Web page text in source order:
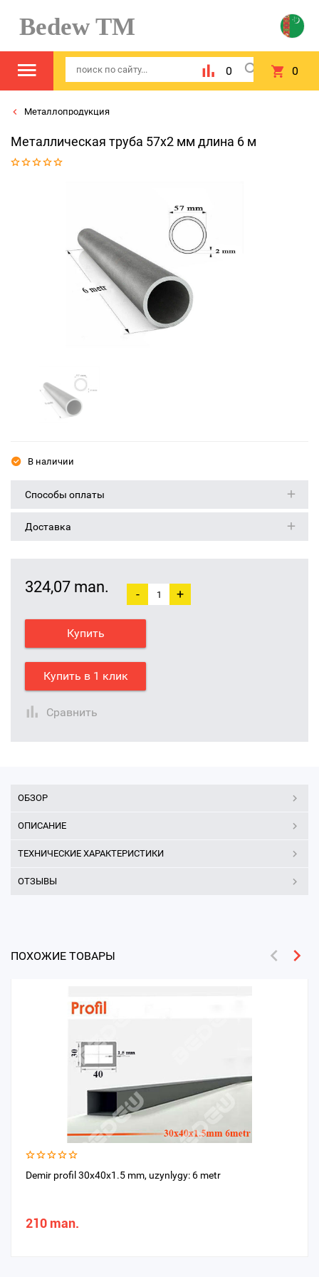
Bedew TM
0 0
Металлопродукция
Металлическая труба 57x2 мм длина 6 м
В наличии
Способы оплаты
Доставка
324,07 man. - +
Купить
Купить в 1 клик
Сравнить
ОБЗОР
ОПИСАНИЕ
ТЕХНИЧЕСКИЕ ХАРАКТЕРИСТИКИ
ОТЗЫВЫ
ПОХОЖИЕ ТОВАРЫ
Demir profil 30x40x1.5 mm, uzynlygy: 6 metr
210 man.